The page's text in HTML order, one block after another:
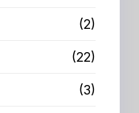
(2)
(22)
(3)